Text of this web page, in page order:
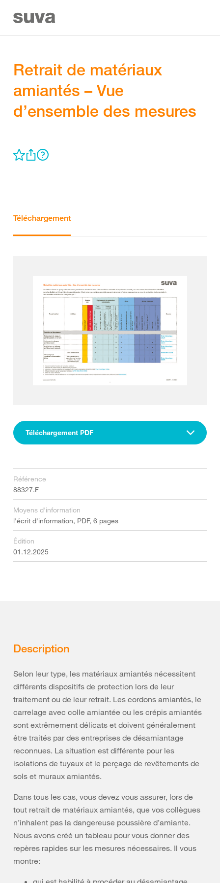
Retrait de matériaux
amiantés – Vue
d’ensemble des mesures
Téléchargement
Téléchargement PDF
Référence
88327.F
Moyens d'information
l'écrit d'information, PDF, 6 pages
Édition
01.12.2025
Description
Selon leur type, les matériaux amiantés nécessitent
différents dispositifs de protection lors de leur
traitement ou de leur retrait. Les cordons amiantés, le
carrelage avec colle amiantée ou les crépis amiantés
sont extrêmement délicats et doivent généralement
être traités par des entreprises de désamiantage
reconnues. La situation est différente pour les
isolations de tuyaux et le perçage de revêtements de
sols et muraux amiantés.
Dans tous les cas, vous devez vous assurer, lors de
tout retrait de matériaux amiantés, que vos collègues
n’inhalent pas la dangereuse poussière d’amiante.
Nous avons créé un tableau pour vous donner des
repères rapides sur les mesures nécessaires. Il vous
montre: